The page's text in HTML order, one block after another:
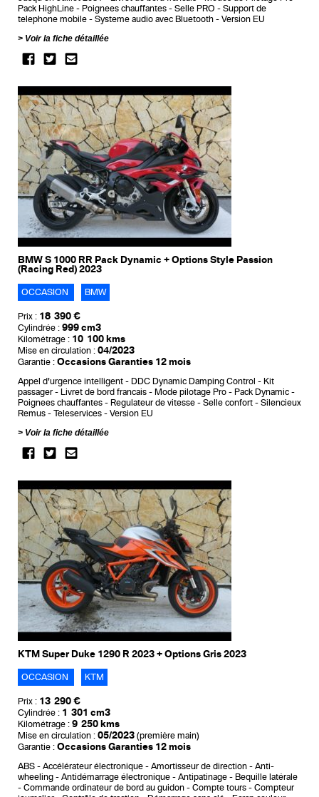
Pack HighLine
Poignees chauffantes Selle PRO
Support de
telephone mobile
Systeme audio avec Bluetooth
Version EU
Voir la fiche détaillée
BMW S 1000 RR Pack Dynamic + Options Style Passion
(Racing Red) 2023
OCCASION BMW
Prix : 18 390 €
Cylindrée : 999 cm3
Kilométrage : 10 100 kms
Mise en circulation : 04/2023
Garantie : Occasions Garanties 12 mois
Appel d'urgence intelligent DDC Dynamic Damping Control
Kit
passager
Livret de bord francais Mode pilotage Pro
Pack Dynamic
Poignees chauffantes
Regulateur de vitesse Selle confort
Silencieux
Remus
Teleservices
Version EU
Voir la fiche détaillée
KTM Super Duke 1290 R 2023 + Options Gris 2023
OCCASION KTM
Prix : 13 290 €
Cylindrée : 1 301 cm3
Kilométrage : 9 250 kms
Mise en circulation : 05/2023 (première main)
Garantie : Occasions Garanties 12 mois
ABS Accélérateur électronique Amortisseur de direction
Anti-
wheeling
Antidémarrage électronique Antipatinage
Bequille latérale
Commande ordinateur de bord au guidon
Compte tours
Compteur